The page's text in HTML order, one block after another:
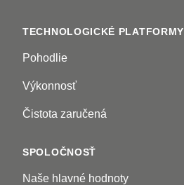
TECHNOLOGICKÉ PLATFORMY
Pohodlie
Výkonnosť
Čistota zaručená
SPOLOČNOSŤ
Naše hlavné hodnoty